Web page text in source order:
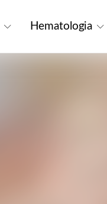
Hematologia